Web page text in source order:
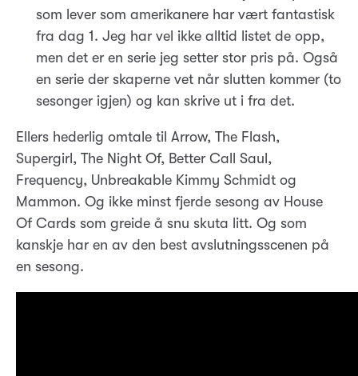
som lever som amerikanere har vært fantastisk
fra dag 1. Jeg har vel ikke alltid listet de opp,
men det er en serie jeg setter stor pris på. Også
en serie der skaperne vet når slutten kommer (to
sesonger igjen) og kan skrive ut i fra det.
Ellers hederlig omtale til Arrow, The Flash,
Supergirl, The Night Of, Better Call Saul,
Frequency, Unbreakable Kimmy Schmidt og
Mammon. Og ikke minst fjerde sesong av House
Of Cards som greide å snu skuta litt. Og som
kanskje har en av den best avslutningsscenen på
en sesong.